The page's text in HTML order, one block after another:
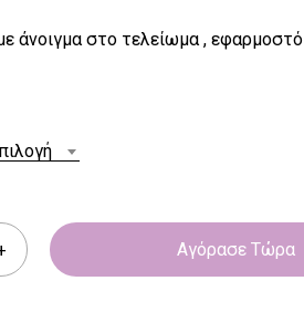
άνοιγμα στο τελείωμα , εφαρμοστό
Αγόρασε Τώρα